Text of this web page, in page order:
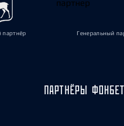
партнёр Генеральный
ПАРТНЁРЫ